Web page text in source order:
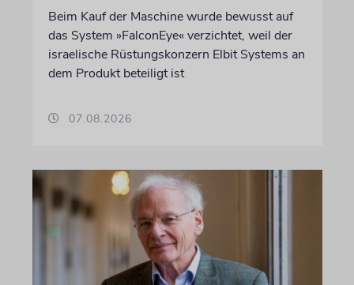
Beim Kauf der Maschine wurde bewusst auf
das System »FalconEye« verzichtet, weil der
israelische Rüstungskonzern Elbit Systems an
dem Produkt beteiligt ist
07.08.2026